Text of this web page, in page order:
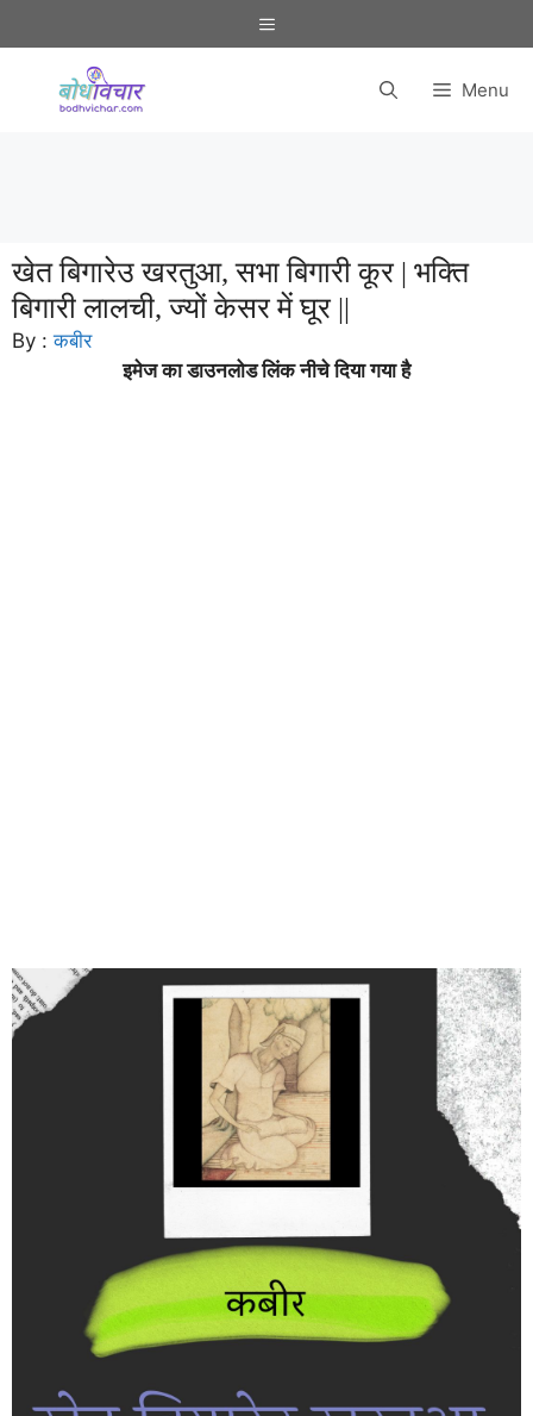
to
Menu
Menu
खेत बिगारेउ खरतुआ, सभा बिगारी कूर | भक्ति
बिगारी लालची, ज्यों केसर में घूर ||
By :कबीर
इमेज का डाउनलोड लिंक नीचे दिया गया है